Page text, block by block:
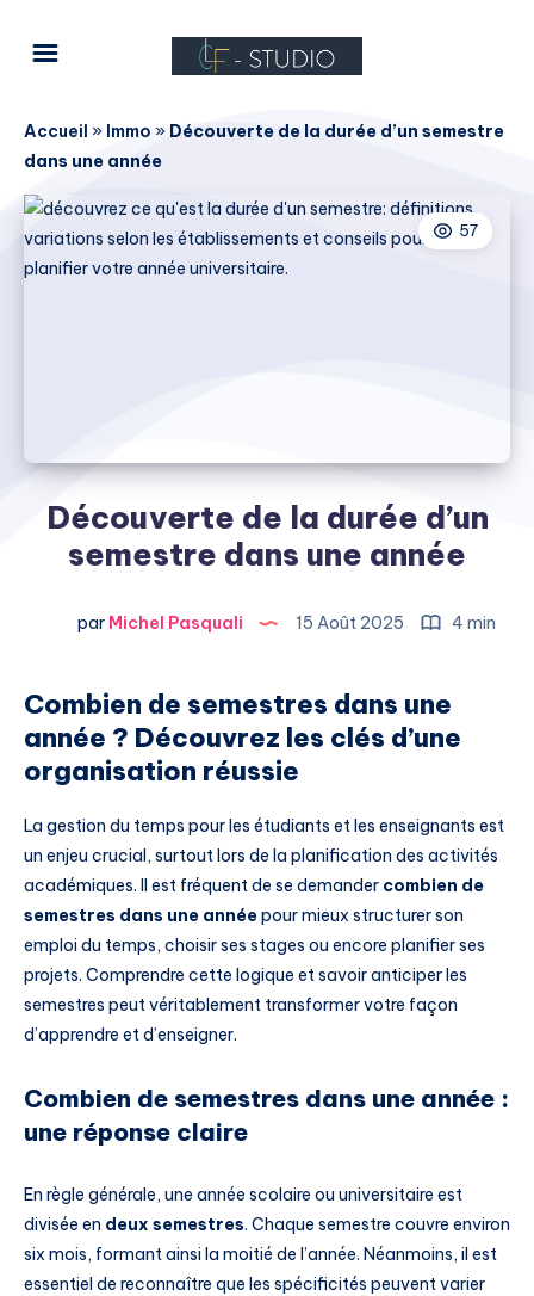
Accueil » Immo » Découverte de la durée d’un semestre
dans une année
57
Découverte de la durée d’un
semestre dans une année
par Michel Pasquali 15 Août 2025 4 min
Combien de semestres dans une
année ? Découvrez les clés d’une
organisation réussie
La gestion du temps pour les étudiants et les enseignants est
un enjeu crucial, surtout lors de la planification des activités
académiques. Il est fréquent de se demander combien de
semestres dans une annéepour mieux structurer son
emploi du temps, choisir ses stages ou encore planifier ses
projets. Comprendre cette logique et savoir anticiper les
semestres peut véritablement transformer votre façon
d’apprendre et d’enseigner.
Combien de semestres dans une année :
une réponse claire
En règle générale, une année scolaire ou universitaire est
divisée en deux semestres. Chaque semestre couvre environ
six mois, formant ainsi la moitié de l’année. Néanmoins, il est
essentiel de reconnaître que les spécificités peuvent varier